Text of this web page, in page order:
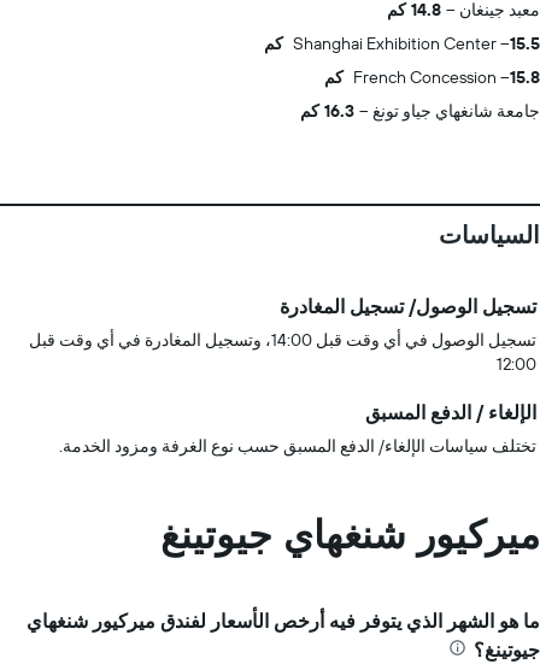
معبد جينغان
14.8 كم
Shanghai Exhibition Center
15.5 كم
French Concession
15.8 كم
جامعة شانغهاي جياو تونغ
16.3 كم
السياسات
تسجيل الوصول/ تسجيل المغادرة
تسجيل الوصول في أي وقت قبل 14:00، وتسجيل المغادرة في أي وقت قبل
12:00
الإلغاء / الدفع المسبق
تختلف سياسات الإلغاء/ الدفع المسبق حسب نوع الغرفة ومزود الخدمة.
ميركيور شنغهاي جيوتينغ
ما هو الشهر الذي يتوفر فيه أرخص الأسعار لفندق ميركيور شنغهاي
جيوتينغ؟